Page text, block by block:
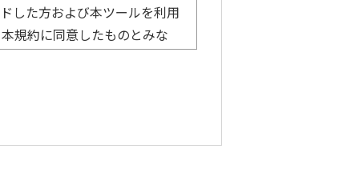
した方および本ツールを利用
規約に同意したものとみな
供します。利用者様は、本
ツールを利用することがで